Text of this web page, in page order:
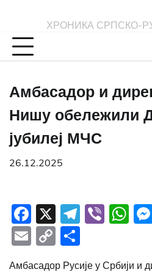
content
ХРОНИКА СРПСКО-
Амбасадор и
Нишу обележили
јубилеј МЧС
26.12.2025
Facebook
X Viber
Email
Copy
Link
Амбасадор Русије у Србији и